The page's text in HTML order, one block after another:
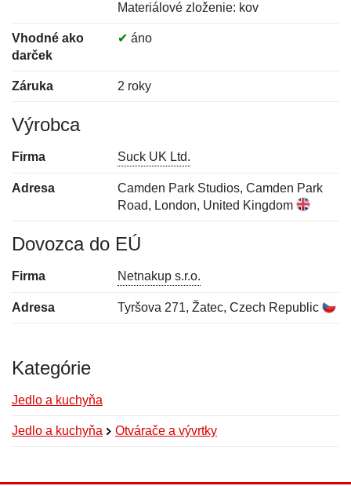
Materiálové zloženie: kov
Vhodné ako
darček
✔ áno
Záruka 2 roky
Výrobca
Firma Suck UK Ltd.
Adresa
Camden Park Studios, Camden Park
Road, London, United Kingdom
Dovozca do EÚ
Firma Netnakup s.r.o.
Adresa Tyršova 271, Žatec, Czech Republic
Kategórie
Jedlo a kuchyňa
Jedlo a kuchyňa Otvárače a vývrtky